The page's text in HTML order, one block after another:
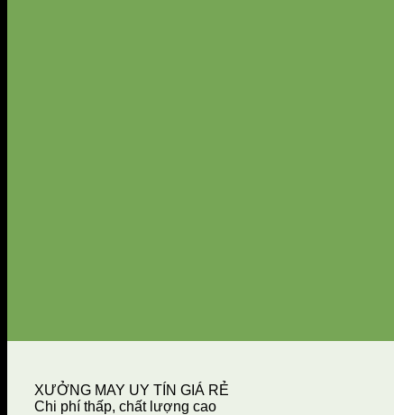
XƯỞNG MAY UY TÍN GIÁ RẺ
Chi phí thấp, chất lượng cao